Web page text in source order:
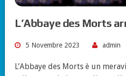
L’Abbaye des Morts
5 Novembre 2023 admin
L’Abbaye des Morts è un